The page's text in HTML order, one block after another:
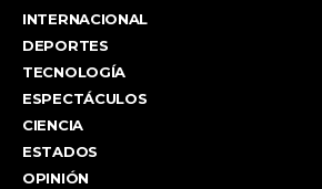
INTERNACIONAL
DEPORTES
TECNOLOGÍA
ESPECTÁCULOS
CIENCIA
ESTADOS
OPINIÓN